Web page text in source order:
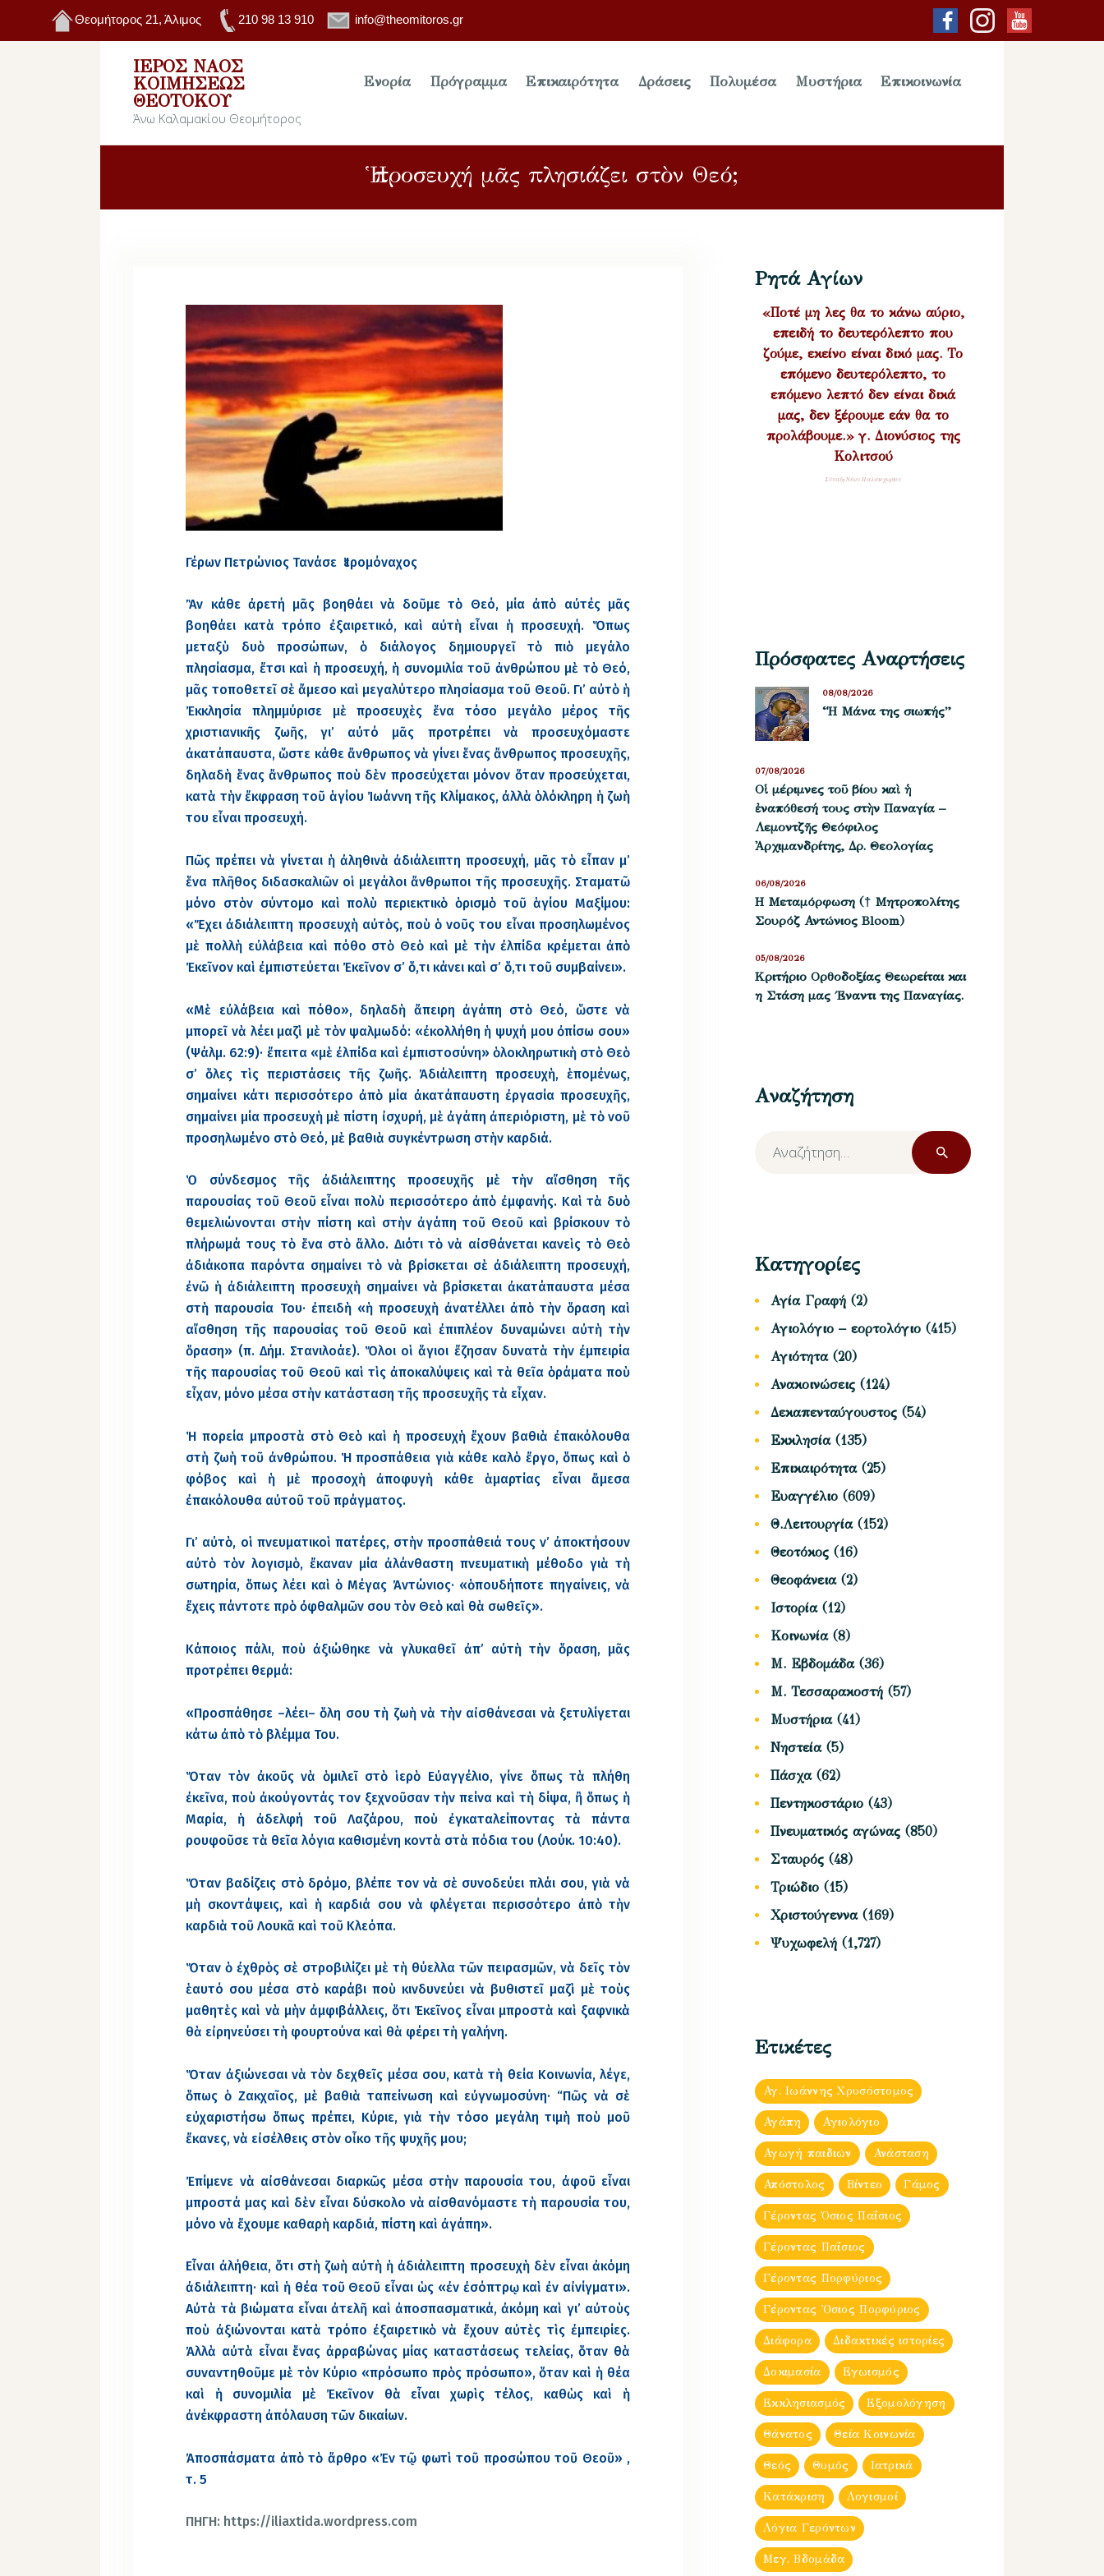
Θεομήτορος 21, Άλιμος 210 98 13 910 info@theomitoros.gr
ΙΕΡΌΣ ΝΑΌΣ
ΚΟΙΜΉΣΕΩΣ
ΘΕΟΤΌΚΟΥ
Άνω Καλαμακίου Θεομήτορος
Ενορία Πρόγραμμα Επικαιρότητα Δράσεις Πολυμέσα Μυστήρια Επικοινωνία
Ἡ προσευχή μᾶς πλησιάζει στὸν Θεό;
Γέρων Πετρώνιος Τανάσε Ἱερομόναχος
Ἂν κάθε ἀρετή μᾶς βοηθάει νὰ δοῦμε τὸ Θεό, μία ἀπὸ αὐτές μᾶς
βοηθάει κατὰ τρόπο ἐξαιρετικό, καὶ αὐτὴ εἶναι ἡ προσευχή. Ὅπως
μεταξὺ δυὸ προσώπων, ὁ διάλογος δημιουργεῖ τὸ πιὸ μεγάλο
πλησίασμα, ἔτσι καὶ ἡ προσευχή, ἡ συνομιλία τοῦ ἀνθρώπου μὲ τὸ Θεό,
μᾶς τοποθετεῖ σὲ ἄμεσο καὶ μεγαλύτερο πλησίασμα τοῦ Θεοῦ. Γι’ αὐτὸ ἡ
Ἐκκλησία πλημμύρισε μὲ προσευχὲς ἕνα τόσο μεγάλο μέρος τῆς
χριστιανικῆς ζωῆς, γι’ αὐτό μᾶς προτρέπει νὰ προσευχόμαστε
ἀκατάπαυστα, ὥστε κάθε ἄνθρωπος νὰ γίνει ἕνας ἄνθρωπος προσευχῆς,
δηλαδὴ ἕνας ἄνθρωπος ποὺ δὲν προσεύχεται μόνον ὅταν προσεύχεται,
κατὰ τὴν ἔκφραση τοῦ ἁγίου Ἰωάννη τῆς Κλίμακος, ἀλλὰ ὁλόκληρη ἡ ζωὴ
του εἶναι προσευχή.
Πῶς πρέπει νὰ γίνεται ἡ ἀληθινὰ ἀδιάλειπτη προσευχή, μᾶς τὸ εἶπαν μ’
ἕνα πλῆθος διδασκαλιῶν οἱ μεγάλοι ἄνθρωποι τῆς προσευχῆς. Σταματῶ
μόνο στὸν σύντομο καὶ πολὺ περιεκτικὸ ὁρισμὸ τοῦ ἁγίου Μαξίμου:
«Ἔχει ἀδιάλειπτη προσευχὴ αὐτὸς, ποὺ ὁ νοῦς του εἶναι προσηλωμένος
μὲ πολλὴ εὐλάβεια καὶ πόθο στὸ Θεὸ καὶ μὲ τὴν ἐλπίδα κρέμεται ἀπὸ
Ἐκεῖνον καὶ ἐμπιστεύεται Ἐκεῖνον σ’ ὅ,τι κάνει καὶ σ’ ὅ,τι τοῦ συμβαίνει».
«Μὲ εὐλάβεια καὶ πόθο», δηλαδὴ ἄπειρη ἀγάπη στὸ Θεό, ὥστε νὰ
μπορεῖ νὰ λέει μαζὶ μὲ τὸν ψαλμωδό: «ἐκολλήθη ἡ ψυχή μου ὀπίσω σου»
(Ψάλμ. 62:9)· ἔπειτα «μὲ ἐλπίδα καὶ ἐμπιστοσύνη» ὁλοκληρωτικὴ στὸ Θεὸ
σ’ ὅλες τὶς περιστάσεις τῆς ζωῆς. Ἀδιάλειπτη προσευχὴ, ἑπομένως,
σημαίνει κάτι περισσότερο ἀπὸ μία ἀκατάπαυστη ἐργασία προσευχῆς,
σημαίνει μία προσευχὴ μὲ πίστη ἰσχυρή, μὲ ἀγάπη ἀπεριόριστη, μὲ τὸ νοῦ
προσηλωμένο στὸ Θεό, μὲ βαθιὰ συγκέντρωση στὴν καρδιά.
Ὁ σύνδεσμος τῆς ἀδιάλειπτης προσευχῆς μὲ τὴν αἴσθηση τῆς
παρουσίας τοῦ Θεοῦ εἶναι πολὺ περισσότερο ἀπὸ ἐμφανής. Καὶ τὰ δυὸ
θεμελιώνονται στὴν πίστη καὶ στὴν ἀγάπη τοῦ Θεοῦ καὶ βρίσκουν τὸ
πλήρωμά τους τὸ ἕνα στὸ ἄλλο. Διότι τὸ νὰ αἰσθάνεται κανεὶς τὸ Θεὸ
ἀδιάκοπα παρόντα σημαίνει τὸ νὰ βρίσκεται σὲ ἀδιάλειπτη προσευχή,
ἐνῶ ἡ ἀδιάλειπτη προσευχὴ σημαίνει νὰ βρίσκεται ἀκατάπαυστα μέσα
στὴ παρουσία Του· ἐπειδὴ «ἡ προσευχὴ ἀνατέλλει ἀπὸ τὴν ὅραση καὶ
αἴσθηση τῆς παρουσίας τοῦ Θεοῦ καὶ ἐπιπλέον δυναμώνει αὐτὴ τὴν
ὅραση» (π. Δήμ. Στανιλοάε). Ὅλοι οἱ ἅγιοι ἔζησαν δυνατὰ τὴν ἐμπειρία
τῆς παρουσίας τοῦ Θεοῦ καὶ τὶς ἀποκαλύψεις καὶ τὰ θεῖα ὁράματα ποὺ
εἶχαν, μόνο μέσα στὴν κατάσταση τῆς προσευχῆς τὰ εἶχαν.
Ἡ πορεία μπροστὰ στὸ Θεὸ καὶ ἡ προσευχὴ ἔχουν βαθιὰ ἐπακόλουθα
στὴ ζωὴ τοῦ ἀνθρώπου. Ἡ προσπάθεια γιὰ κάθε καλὸ ἔργο, ὅπως καὶ ὁ
φόβος καὶ ἡ μὲ προσοχὴ ἀποφυγὴ κάθε ἁμαρτίας εἶναι ἄμεσα
ἐπακόλουθα αὐτοῦ τοῦ πράγματος.
Γι’ αὐτὸ, οἱ πνευματικοὶ πατέρες, στὴν προσπάθειά τους ν’ ἀποκτήσουν
αὐτὸ τὸν λογισμὸ, ἔκαναν μία ἀλάνθαστη πνευματικὴ μέθοδο γιὰ τὴ
σωτηρία, ὅπως λέει καὶ ὁ Μέγας Ἀντώνιος· «ὁπουδήποτε πηγαίνεις, νὰ
ἔχεις πάντοτε πρὸ ὀφθαλμῶν σου τὸν Θεὸ καὶ θὰ σωθεῖς».
Κάποιος πάλι, ποὺ ἀξιώθηκε νὰ γλυκαθεῖ ἀπ’ αὐτὴ τὴν ὅραση, μᾶς
προτρέπει θερμά:
«Προσπάθησε –λέει– ὅλη σου τὴ ζωὴ νὰ τὴν αἰσθάνεσαι νὰ ξετυλίγεται
κάτω ἀπὸ τὸ βλέμμα Του.
Ὅταν τὸν ἀκοῦς νὰ ὁμιλεῖ στὸ ἱερὸ Εὐαγγέλιο, γίνε ὅπως τὰ πλήθη
ἐκεῖνα, ποὺ ἀκούγοντάς τον ξεχνοῦσαν τὴν πείνα καὶ τὴ δίψα, ἢ ὅπως ἡ
Μαρία, ἡ ἀδελφή τοῦ Λαζάρου, ποὺ ἐγκαταλείποντας τὰ πάντα
ρουφοῦσε τὰ θεῖα λόγια καθισμένη κοντὰ στὰ πόδια του (Λούκ. 10:40).
Ὅταν βαδίζεις στὸ δρόμο, βλέπε τον νὰ σὲ συνοδεύει πλάι σου, γιὰ νὰ
μὴ σκοντάψεις, καὶ ἡ καρδιά σου νὰ φλέγεται περισσότερο ἀπὸ τὴν
καρδιὰ τοῦ Λουκᾶ καὶ τοῦ Κλεόπα.
Ὅταν ὁ ἐχθρὸς σὲ στροβιλίζει μὲ τὴ θύελλα τῶν πειρασμῶν, νὰ δεῖς τὸν
ἑαυτό σου μέσα στὸ καράβι ποὺ κινδυνεύει νὰ βυθιστεῖ μαζὶ μὲ τοὺς
μαθητὲς καὶ νὰ μὴν ἀμφιβάλλεις, ὅτι Ἐκεῖνος εἶναι μπροστὰ καὶ ξαφνικὰ
θὰ εἰρηνεύσει τὴ φουρτούνα καὶ θὰ φέρει τὴ γαλήνη.
Ὅταν ἀξιώνεσαι νὰ τὸν δεχθεῖς μέσα σου, κατὰ τὴ θεία Κοινωνία, λέγε,
ὅπως ὁ Ζακχαῖος, μὲ βαθιὰ ταπείνωση καὶ εὐγνωμοσύνη· “Πῶς νὰ σὲ
εὐχαριστήσω ὅπως πρέπει, Κύριε, γιὰ τὴν τόσο μεγάλη τιμὴ ποὺ μοῦ
ἔκανες, νὰ εἰσέλθεις στὸν οἶκο τῆς ψυχῆς μου;
Ἐπίμενε νὰ αἰσθάνεσαι διαρκῶς μέσα στὴν παρουσία του, ἀφοῦ εἶναι
μπροστά μας καὶ δὲν εἶναι δύσκολο νὰ αἰσθανόμαστε τὴ παρουσία του,
μόνο νὰ ἔχουμε καθαρὴ καρδιά, πίστη καὶ ἀγάπη».
Εἶναι ἀλήθεια, ὅτι στὴ ζωὴ αὐτὴ ἡ ἀδιάλειπτη προσευχὴ δὲν εἶναι ἀκόμη
ἀδιάλειπτη· καὶ ἡ θέα τοῦ Θεοῦ εἶναι ὡς «ἐν ἐσόπτρῳ καὶ ἐν αἰνίγματι».
Αὐτὰ τὰ βιώματα εἶναι ἀτελῆ καὶ ἀποσπασματικά, ἀκόμη καὶ γι’ αὐτοὺς
ποὺ ἀξιώνονται κατὰ τρόπο ἐξαιρετικὸ νὰ ἔχουν αὐτὲς τὶς ἐμπειρίες.
Ἀλλὰ αὐτὰ εἶναι ἕνας ἀρραβώνας μίας καταστάσεως τελείας, ὅταν θὰ
συναντηθοῦμε μὲ τὸν Κύριο «πρόσωπο πρὸς πρόσωπο», ὅταν καὶ ἡ θέα
καὶ ἡ συνομιλία μὲ Ἐκεῖνον θὰ εἶναι χωρὶς τέλος, καθὼς καὶ ἡ
ἀνέκφραστη ἀπόλαυση τῶν δικαίων.
Ἀποσπάσματα ἀπὸ τὸ ἄρθρο «Ἐν τῷ φωτὶ τοῦ προσώπου τοῦ Θεοῦ» ,
τ. 5
ΠΗΓΗ: https://iliaxtida.wordpress.com
Ρητά Αγίων
«Ποτέ μη λες θα το κάνω αύριο,
επειδή το δευτερόλεπτο που
ζούμε, εκείνο είναι δικό μας. Το
επόμενο δευτερόλεπτο, το
επόμενο λεπτό δεν είναι δικά
μας, δεν ξέρουμε εάν θα το
προλάβουμε.» γ. Διονύσιος της
Κολιτσού
Σύναξη Νέων Παλαιοχωρίου
Πρόσφατες Αναρτήσεις
“Η Μάνα της σιωπής”
08/08/2026
Οἱ μέριμνες τοῦ βίου καὶ ἡ
ἐναπόθεσή τους στὴν Παναγία –
Λεμοντζῆς Θεόφιλος
Ἀρχιμανδρίτης, Δρ. Θεολογίας
07/08/2026
Η Μεταμόρφωση († Μητροπολίτης
Σουρόζ Αντώνιος Bloom)
06/08/2026
Kριτήριο Oρθοδοξίας Θεωρείται και
η Στάση μας ΄Εναντι της Παναγίας.
05/08/2026
Αναζήτηση
Αναζήτηση
για:
Κατηγορίες
Αγία Γραφή (2)
Αγιολόγιο – εορτολόγιο (415)
Αγιότητα(20)
Ανακοινώσεις (124)
Δεκαπενταύγουστος (54)
Εκκλησία(135)
Επικαιρότητα(25)
Ευαγγέλιο (609)
Θ.Λειτουργία(152)
Θεοτόκος (16)
Θεοφάνεια(2)
Ιστορία(12)
Κοινωνία(8)
Μ. Εβδομάδα(36)
Μ. Τεσσαρακοστή (57)
Μυστήρια(41)
Νηστεία(5)
Πάσχα(62)
Πεντηκοστάριο (43)
Πνευματικός αγώνας (850)
Σταυρός (48)
Τριώδιο (15)
Χριστούγεννα(169)
Ψυχωφελή (1,727)
Ετικέτες
Αγ. Ιωάννης Χρυσόστομος
Αγάπη Αγιολόγιο
Αγωγή παιδιών Ανάσταση
Απόστολος Βίντεο Γάμος
Γέροντας Όσιος Παΐσιος
Γέροντας Παΐσιος
Γέροντας Πορφύριος
Γέροντας Ὀσιος Πορφύριος
Διάφορα Διδακτικές ιστορίες
Δοκιμασία Εγωισμός
Εκκλησιασμός Εξομολόγηση
Θάνατος Θεία Κοινωνία
Θεός Θυμός Ιατρικά
Κατάκριση Λογισμοί
Λόγια Γερόντων
Μεγ. Βδομἀδα